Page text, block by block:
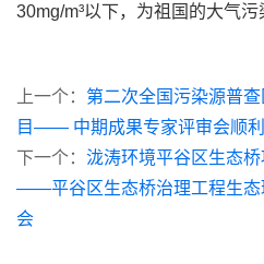
30mg/m³以下，为祖国的大气污
上一个： 第二次全国污染源普
目—— 中期成果专家评审会顺
下一个： 泷涛环境平谷区生态
——平谷区生态桥治理工程生态
会